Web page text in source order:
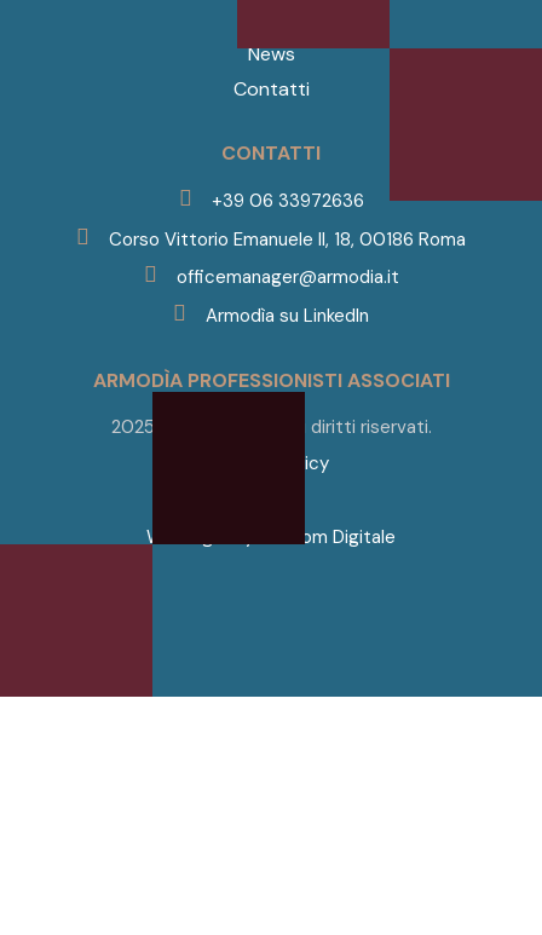
News
Contatti
CONTATTI
+39 06 33972636
Corso Vittorio Emanuele II, 18, 00186 Roma
officemanager@armodia.it
Armodìa su LinkedIn
ARMODÌA PROFESSIONISTI ASSOCIATI
2025 © Armodìa. Tutti i diritti riservati.
Privacy Policy
Web Agency Boom Digitale